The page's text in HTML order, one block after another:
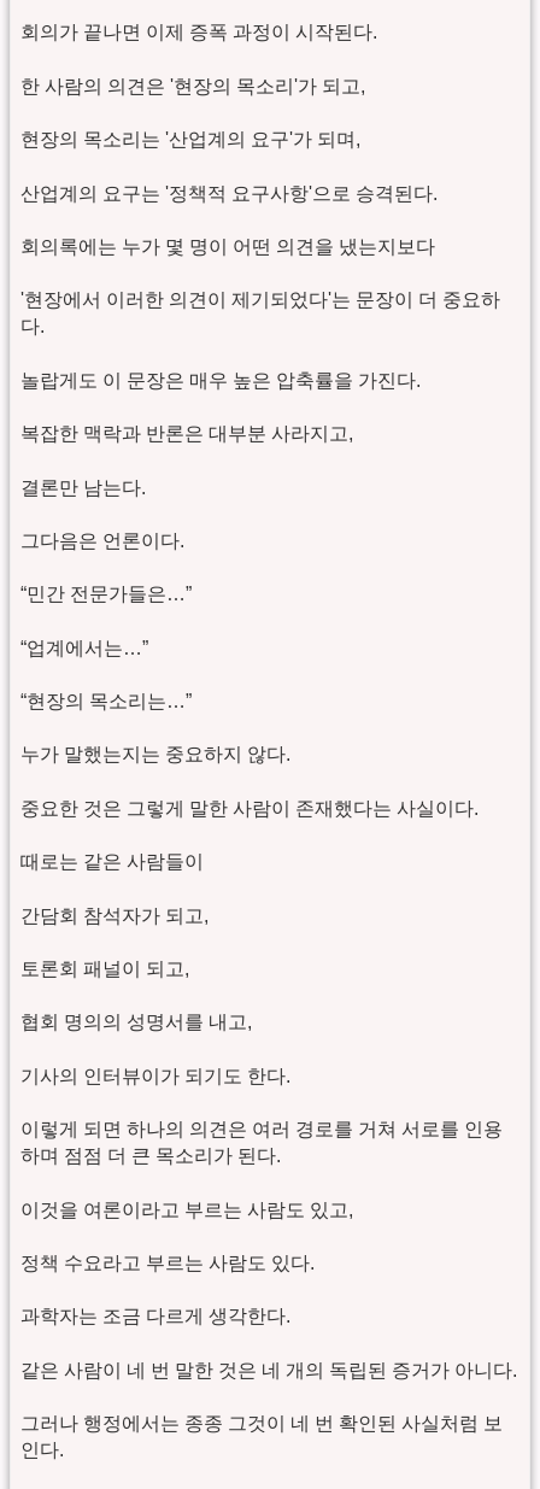
회의가 끝나면 이제 증폭 과정이 시작된다.
한 사람의 의견은 '현장의 목소리'가 되고,
현장의 목소리는 '산업계의 요구'가 되며,
산업계의 요구는 '정책적 요구사항'으로 승격된다.
회의록에는 누가 몇 명이 어떤 의견을 냈는지보다
'현장에서 이러한 의견이 제기되었다'는 문장이 더 중요하
다.
놀랍게도 이 문장은 매우 높은 압축률을 가진다.
복잡한 맥락과 반론은 대부분 사라지고,
결론만 남는다.
그다음은 언론이다.
“민간 전문가들은…”
“업계에서는…”
“현장의 목소리는…”
누가 말했는지는 중요하지 않다.
중요한 것은 그렇게 말한 사람이 존재했다는 사실이다.
때로는 같은 사람들이
간담회 참석자가 되고,
토론회 패널이 되고,
협회 명의의 성명서를 내고,
기사의 인터뷰이가 되기도 한다.
이렇게 되면 하나의 의견은 여러 경로를 거쳐 서로를 인용
하며 점점 더 큰 목소리가 된다.
이것을 여론이라고 부르는 사람도 있고,
정책 수요라고 부르는 사람도 있다.
과학자는 조금 다르게 생각한다.
같은 사람이 네 번 말한 것은 네 개의 독립된 증거가 아니다.
그러나 행정에서는 종종 그것이 네 번 확인된 사실처럼 보
인다.